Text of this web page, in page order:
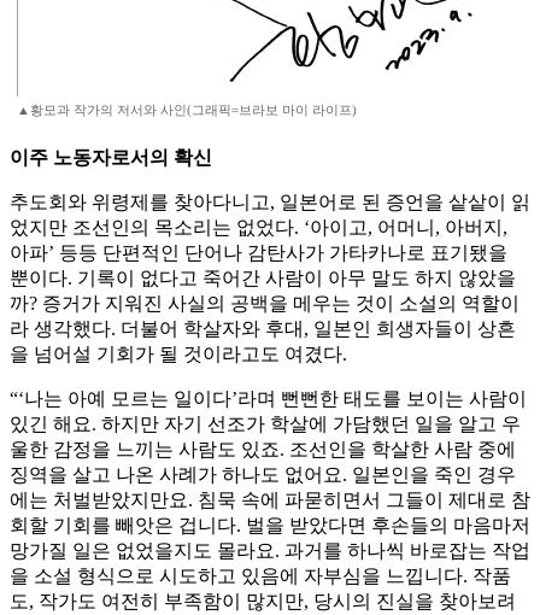
▲황모과 작가의 저서와 사인(그래픽=브라보 마이 라이프)
이주 노동자로서의 확신
추도회와 위령제를 찾아다니고, 일본어로 된 증언을 샅샅이 읽
었지만 조선인의 목소리는 없었다. ‘아이고, 어머니, 아버지,
아파’ 등등 단편적인 단어나 감탄사가 가타카나로 표기됐을
뿐이다. 기록이 없다고 죽어간 사람이 아무 말도 하지 않았을
까? 증거가 지워진 사실의 공백을 메우는 것이 소설의 역할이
라 생각했다. 더불어 학살자와 후대, 일본인 희생자들이 상흔
을 넘어설 기회가 될 것이라고도 여겼다.
“‘나는 아예 모르는 일이다’라며 뻔뻔한 태도를 보이는 사람이
있긴 해요. 하지만 자기 선조가 학살에 가담했던 일을 알고 우
울한 감정을 느끼는 사람도 있죠. 조선인을 학살한 사람 중에
징역을 살고 나온 사례가 하나도 없어요. 일본인을 죽인 경우
에는 처벌받았지만요. 침묵 속에 파묻히면서 그들이 제대로 참
회할 기회를 빼앗은 겁니다. 벌을 받았다면 후손들의 마음마저
망가질 일은 없었을지도 몰라요. 과거를 하나씩 바로잡는 작업
을 소설 형식으로 시도하고 있음에 자부심을 느낍니다. 작품
도, 작가도 여전히 부족함이 많지만, 당시의 진실을 찾아보려